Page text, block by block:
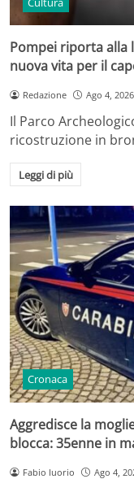
Pompei riporta alla
nuova vita per il
Redazione Ago 4,
Il Parco
ricostruzione in
Leggi di più
Cronaca
Aggredisce la
blocca: 35enne in
Fabio Iuorio Ago 4,